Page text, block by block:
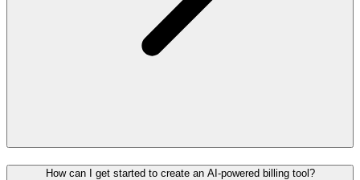
How can I get started to create an AI-powered billing tool?